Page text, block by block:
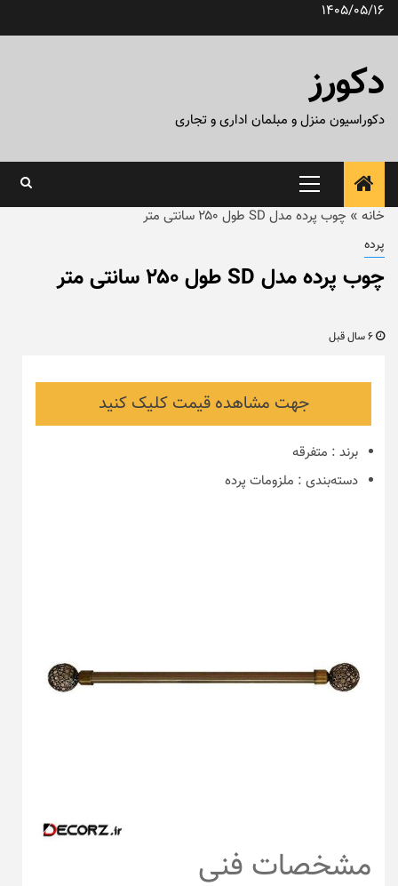
پرش1405/05/16
دکورز
دکوراسیون منزل و مبلمان اداری و تجاری
منوی
اصلی
خانه » چوب پرده مدل SD طول ۲۵۰ سانتی متر
پرده
چوب پرده مدل SD طول ۲۵۰ سانتی متر
جهت مشاهده قیمت کلیک کنید
برند : متفرقه
دسته‌بندی : ملزومات پرده
مشخصات فنی